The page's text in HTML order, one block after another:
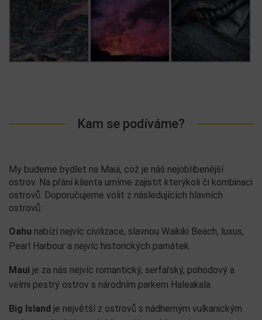
Kam se podíváme?
My budeme bydlet na Maui, což je náš nejoblíbenější
ostrov. Na přání klienta umíme zajistit kterýkoli či kombinaci
ostrovů. Doporučujeme volit z následujících hlavních
ostrovů:
Oahu nabízí nejvíc civilizace, slavnou Waikiki Beach, luxus,
Pearl Harbour a nejvíc historických památek.
Maui je za nás nejvíc romantický, serfařský, pohodový a
velmi pestrý ostrov s národním parkem Haleakala.
Big Island je největší z ostrovů s nádherným vulkanickým